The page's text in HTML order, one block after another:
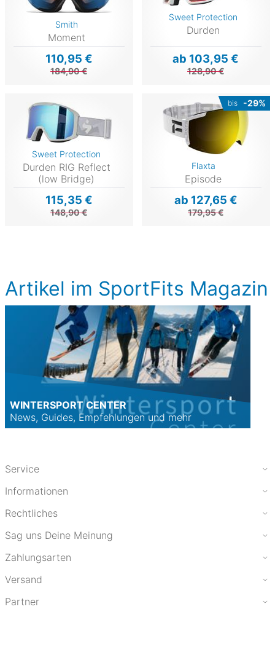
Smith
Moment
110,95 €
184,90 €
Sweet Protection
Durden
ab 103,95 €
128,90 €
Sweet Protection
Durden RIG Reflect
(low Bridge)
115,35 €
148,90 €
bis -29%
Flaxta
Episode
ab 127,65 €
179,95 €
Artikel im SportFits Magazin
WINTERSPORT CENTER
News, Guides, Empfehlungen und mehr
Service
Informationen
Rechtliches
Sag uns Deine Meinung
Zahlungsarten
Versand
Partner